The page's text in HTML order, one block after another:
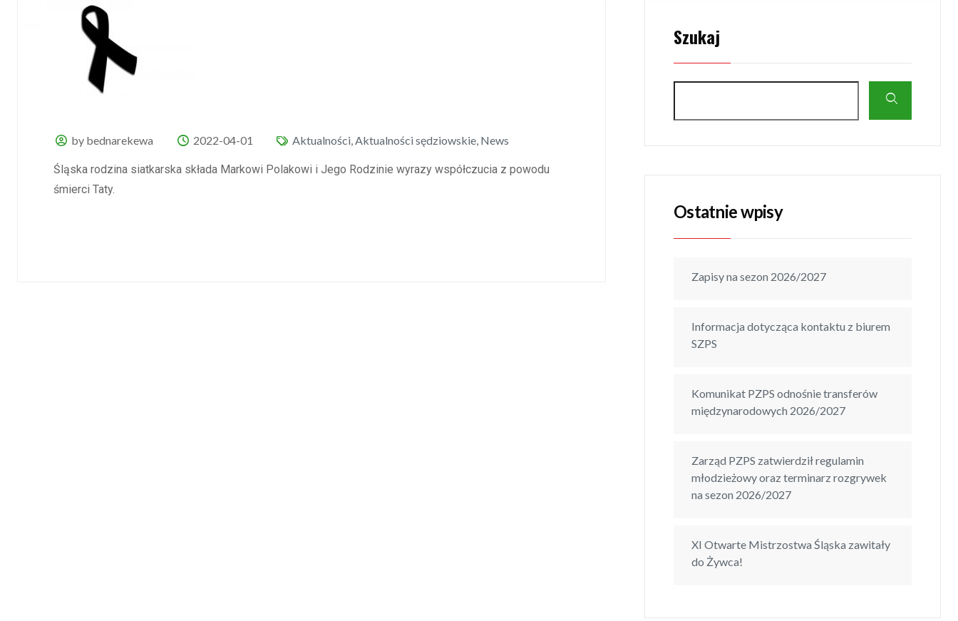
by bednarekewa 2022-04-01 Aktualności Aktualności sędziowskie News
Śląska rodzina siatkarska składa Markowi Polakowi i Jego Rodzinie wyrazy współczucia z powodu
śmierci Taty.
Szukaj
Ostatnie wpisy
Zapisy na sezon 2026/2027
Informacja dotycząca kontaktu z biurem
SZPS
Komunikat PZPS odnośnie transferów
międzynarodowych 2026/2027
Zarząd PZPS zatwierdził regulamin
młodzieżowy oraz terminarz rozgrywek
na sezon 2026/2027
XI Otwarte Mistrzostwa Śląska zawitały
do Żywca!